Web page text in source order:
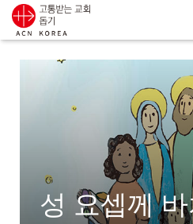
ACN
우크라이나
성 요셉께